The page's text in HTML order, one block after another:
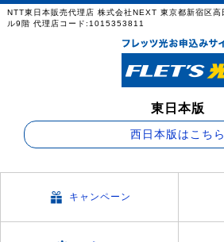
NTT東日本販売代理店 株式会社NEXT 東京都新宿区高田馬場4-40-11 高田馬場看山ビ
ル9階 代理店コード:1015353811
東日本版
西日本版はこちら
キャンペーン